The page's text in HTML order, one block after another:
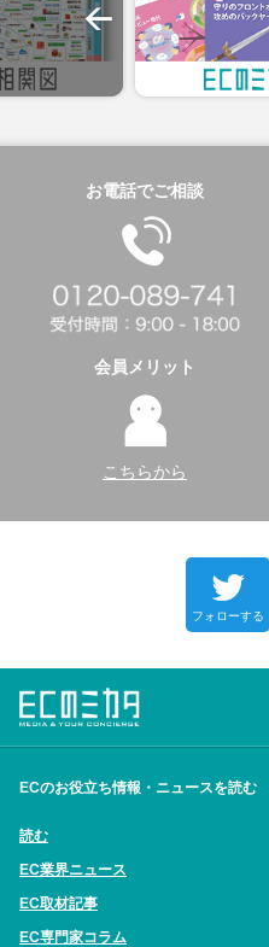
お電話でご相談
会員メリット
こちらから
フォローする
ECのお役立ち情報・ニュースを読む
読む
EC業界ニュース
EC取材記事
EC専門家コラム